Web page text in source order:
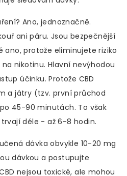
Ano, jednoznačně.
ani páru. Jsou bezpečnější
ano, protože eliminujete riziko
nikotinu. Hlavní nevýhodou
účinku. Protože CBD
a játry (tzv. první průchod
45-90 minutách. To však
déle - až 6-8 hodin.
dávka obvykle 10-20 mg
dávkou a postupujte
nejsou toxické, ale mohou